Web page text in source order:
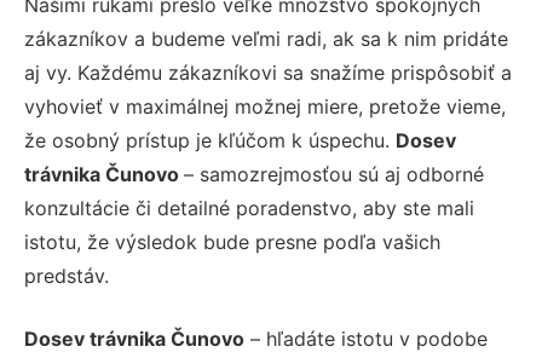
zákazníkov a budeme veľmi radi, ak sa k nim pridáte
aj vy. Každému zákazníkovi sa snažíme prispôsobiť a
vyhovieť v maximálnej možnej miere, pretože vieme,
že osobný prístup je kľúčom k úspechu. Dosev
trávnika Čunovo – samozrejmosťou sú aj odborné
konzultácie či detailné poradenstvo, aby ste mali
istotu, že výsledok bude presne podľa vašich
predstáv.
Dosev trávnika Čunovo – hľadáte istotu v podobe